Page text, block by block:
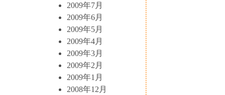
2009年7月
2009年6月
2009年5月
2009年4月
2009年3月
2009年2月
2009年1月
2008年12月